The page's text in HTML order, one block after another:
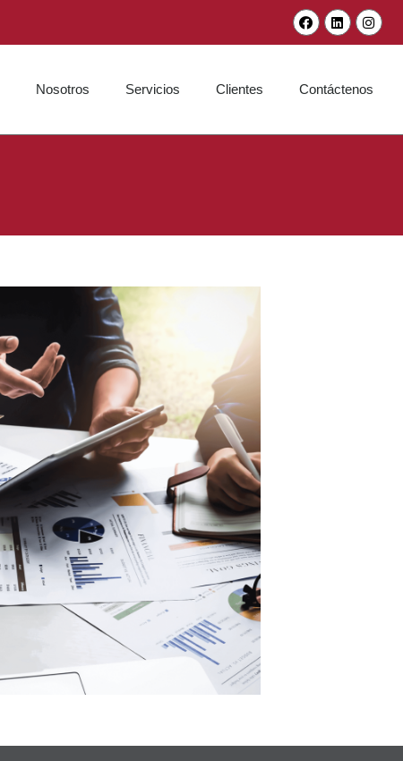
Nosotros Servicios Clientes Contáctenos